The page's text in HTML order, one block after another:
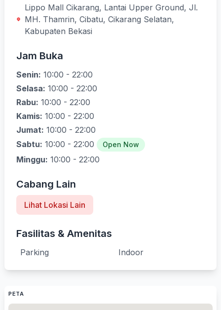
Lippo Mall Cikarang, Lantai Upper Ground, Jl.
MH. Thamrin, Cibatu, Cikarang Selatan,
Kabupaten Bekasi
Jam Buka
Senin: 10:00 - 22:00
Selasa: 10:00 - 22:00
Rabu: 10:00 - 22:00
Kamis: 10:00 - 22:00
Jumat: 10:00 - 22:00
Sabtu: 10:00 - 22:00 Open Now
Minggu: 10:00 - 22:00
Cabang Lain
Lihat Lokasi Lain
Fasilitas & Amenitas
Parking Indoor
PETA